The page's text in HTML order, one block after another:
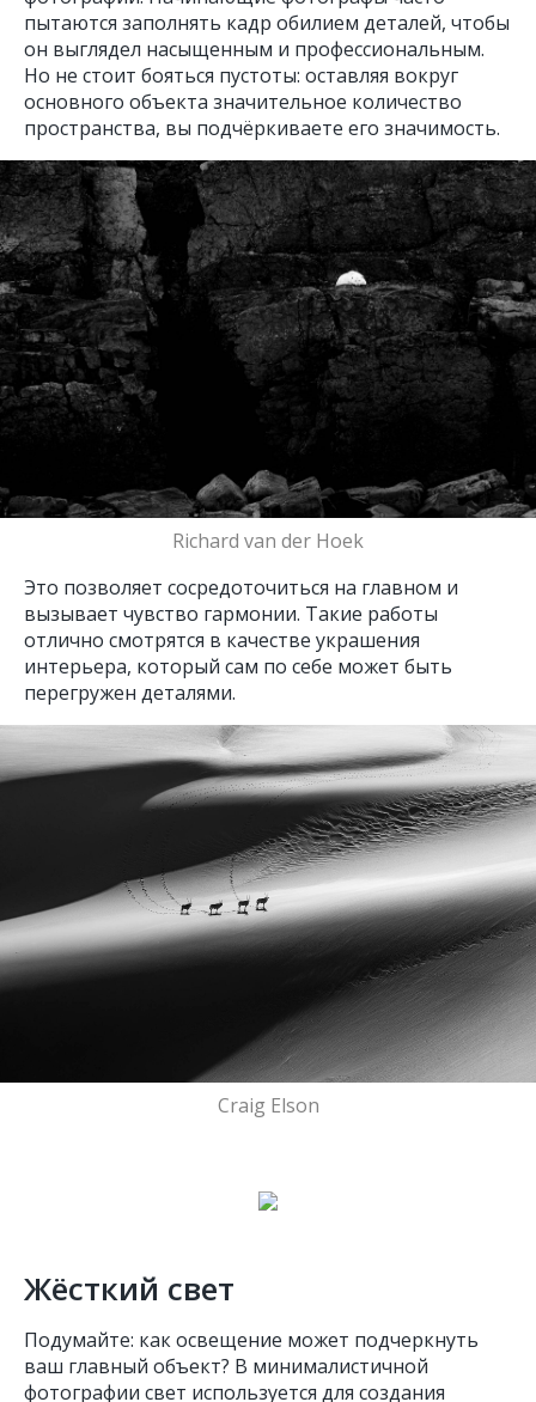
пытаются заполнять кадр обилием деталей, чтобы
он выглядел насыщенным и профессиональным.
Но не стоит бояться пустоты: оставляя вокруг
основного объекта значительное количество
пространства, вы подчёркиваете его значимость.
Richard van der Hoek
Это позволяет сосредоточиться на главном и
вызывает чувство гармонии. Такие работы
отлично смотрятся в качестве украшения
интерьера, который сам по себе может быть
перегружен деталями.
Craig Elson
Жёсткий свет
Подумайте: как освещение может подчеркнуть
ваш главный объект? В минималистичной
фотографии свет используется для создания